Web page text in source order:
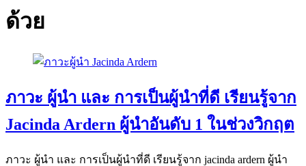
ด้วย
ภาวะ ผู้นำ และ การเป็นผู้นำที่ดี เรียนรู้จาก
Jacinda Ardern ผู้นำอันดับ 1 ในช่วงวิกฤต
ภาวะ ผู้นำ และ การเป็นผู้นำที่ดี เรียนรู้จาก jacinda ardern ผู้นำ